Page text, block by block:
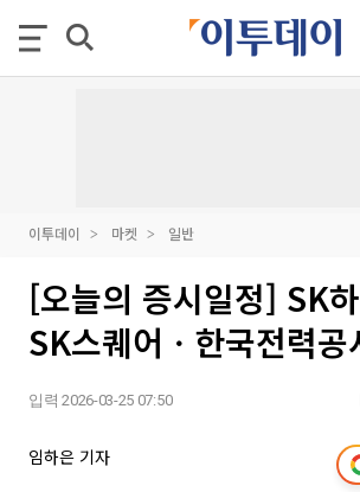
이투데이 마켓 일반
[오늘의 증시일정] SK
SK스퀘어ㆍ한국전력공
입력 2026-03-25 07:50
임하은 기자